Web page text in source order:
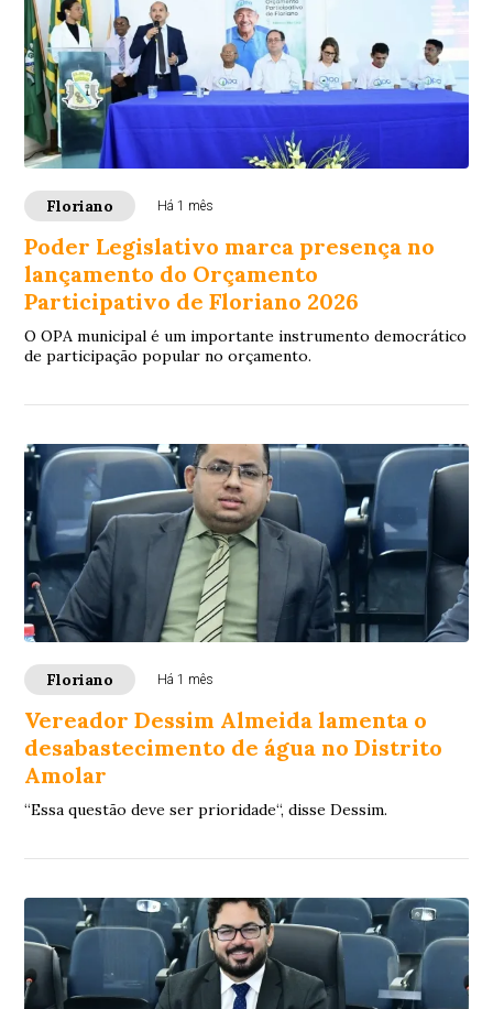
Floriano Há 1 mês
Poder Legislativo marca presença no
lançamento do Orçamento
Participativo de Floriano 2026
O OPA municipal é um importante instrumento democrático
de participação popular no orçamento.
Floriano Há 1 mês
Vereador Dessim Almeida lamenta o
desabastecimento de água no Distrito
Amolar
“Essa questão deve ser prioridade“, disse Dessim.